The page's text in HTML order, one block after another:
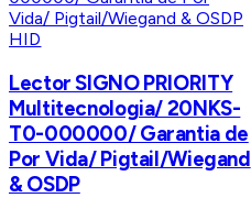
HID
Lector SIGNO PRIORITY
Multitecnologia/ 20NKS-
T0-000000/ Garantia de
Por Vida/ Pigtail/Wiegand
& OSDP